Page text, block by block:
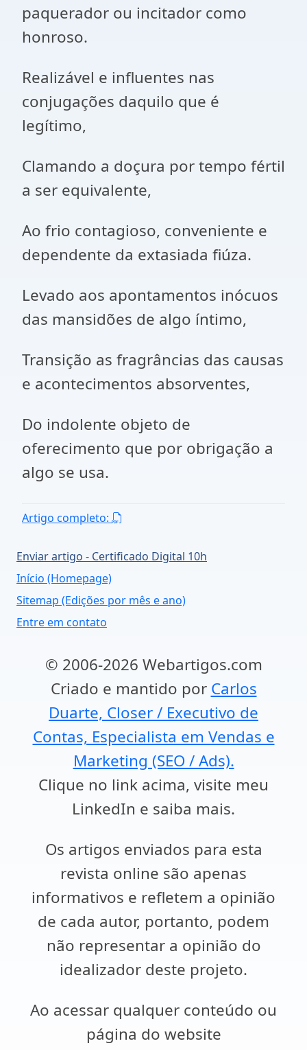
paquerador ou incitador como
honroso.
Realizável e influentes nas
conjugações daquilo que é
legítimo,
Clamando a doçura por tempo fértil
a ser equivalente,
Ao frio contagioso, conveniente e
dependente da extasiada fiúza.
Levado aos apontamentos inócuos
das mansidões de algo íntimo,
Transição as fragrâncias das causas
e acontecimentos absorventes,
Do indolente objeto de
oferecimento que por obrigação a
algo se usa.
Artigo completo:
Enviar artigo - Certificado Digital 10h
Início (Homepage)
Sitemap (Edições por mês e ano)
Entre em contato
© 2006-2026 Webartigos.com
Criado e mantido por Carlos
Duarte, Closer / Executivo de
Contas, Especialista em Vendas e
Marketing (SEO / Ads).
Clique no link acima, visite meu
LinkedIn e saiba mais.
Os artigos enviados para esta
revista online são apenas
informativos e refletem a opinião
de cada autor, portanto, podem
não representar a opinião do
idealizador deste projeto.
Ao acessar qualquer conteúdo ou
página do website